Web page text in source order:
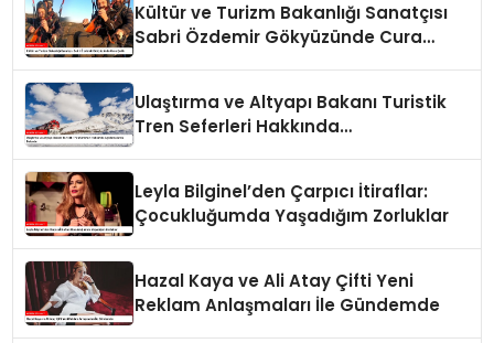
Kültür ve Turizm Bakanlığı Sanatçısı
Sabri Özdemir Gökyüzünde Cura
Ulaştırma ve Altyapı Bakanı Turistik
Tren Seferleri Hakkında
Leyla Bilginel’den Çarpıcı İtiraflar:
Çocukluğumda Yaşadığım Zorluklar
Hazal Kaya ve Ali Atay Çifti Yeni
Reklam Anlaşmaları İle Gündemde